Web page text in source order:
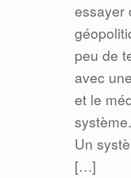
essayer
peu de
avec
et le
Un
[…]